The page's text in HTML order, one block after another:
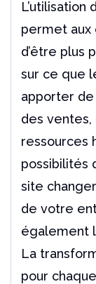
permet aux
d’être plus
sur ce que
apporter de
des ventes,
ressources
possibilités
site
de votre
également
La
pour